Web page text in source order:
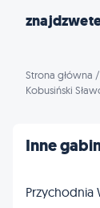
Strona główna /
Kobusiński
Inne
Przychodnia